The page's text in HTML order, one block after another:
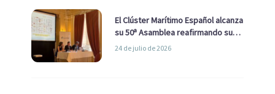
El Clúster Marítimo Español alcanza
su 50ª Asamblea reafirmando su
liderazgo en la Economía Azul
24 de julio de 2026